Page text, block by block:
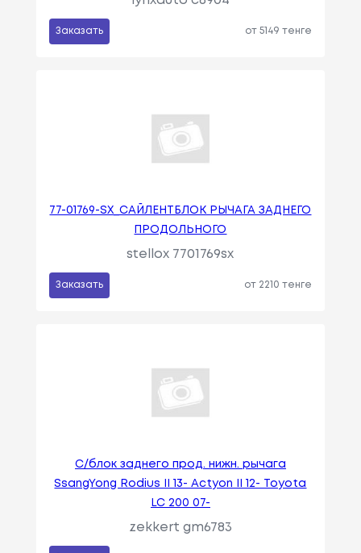
Заказать от 5149 тенге
77-01769-SX_САЙЛЕНТБЛОК РЫЧАГА ЗАДНЕГО
ПРОДОЛЬНОГО
stellox 7701769sx
Заказать от 2210 тенге
С/блок заднего прод. нижн. рычага
SsangYong Rodius II 13- Actyon II 12- Toyota
LC 200 07-
zekkert gm6783